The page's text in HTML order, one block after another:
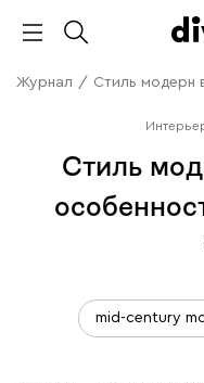
Журнал / Стиль модерн
Стиль
mid-century